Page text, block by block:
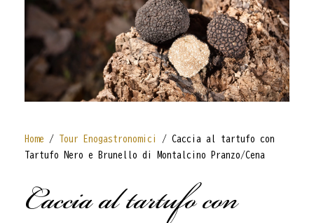
Home / Tour Enogastronomici
/ Caccia al tartufo con
Tartufo Nero e Brunello di Montalcino Pranzo/Cena
Caccia al tartufo con